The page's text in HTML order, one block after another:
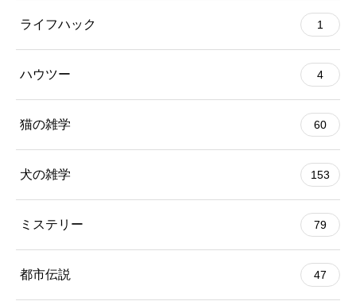
ライフハック 1
ハウツー 4
猫の雑学 60
犬の雑学 153
ミステリー 79
都市伝説 47